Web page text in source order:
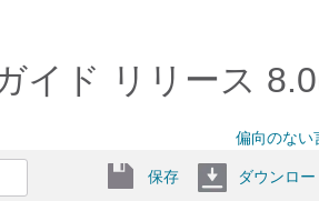
イド リリース
偏向のない
保存 ダウンロー